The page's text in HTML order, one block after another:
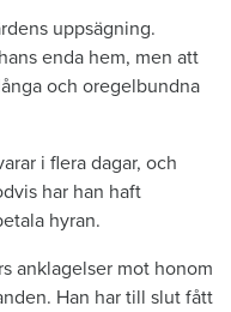
uppsägning.
enda hem, men att
och oregelbundna
i flera dagar, och
har han haft
hyran.
anklagelser mot honom
Han har till slut fått